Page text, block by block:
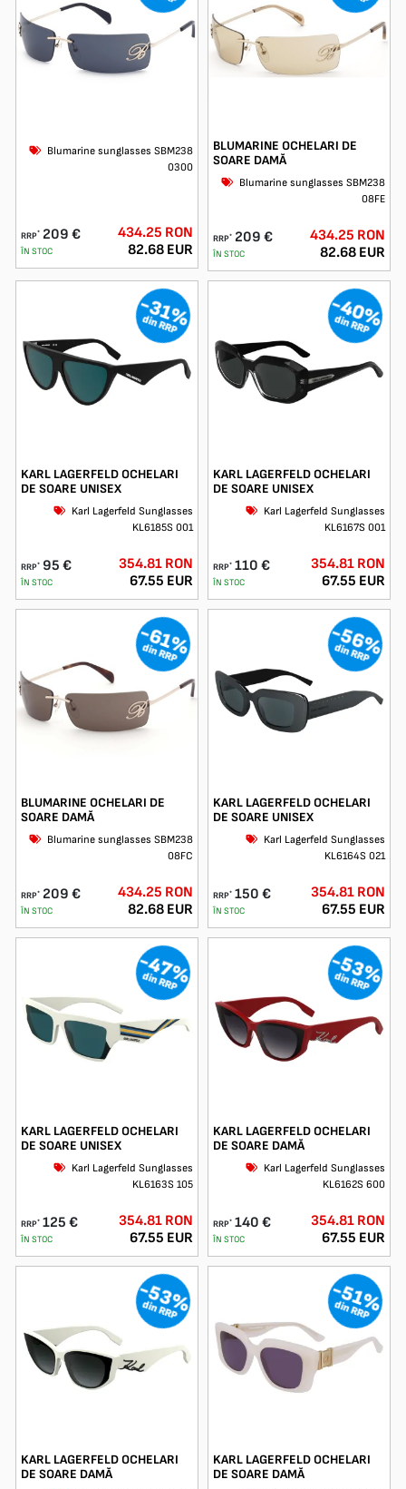
Blumarine sunglasses SBM238
0300
RRP* 209 €
ÎN STOC
434.25 RON
82.68 EUR
BLUMARINE OCHELARI DE
SOARE DAMĂ
Blumarine sunglasses SBM238
08FЕ
RRP* 209 €
ÎN STOC
434.25 RON
82.68 EUR
-31%
din RRP
KARL LAGERFELD OCHELARI
DE SOARE UNISEX
Karl Lagerfeld Sunglasses
KL6185S 001
RRP* 95 €
ÎN STOC
354.81 RON
67.55 EUR
-40%
din RRP
KARL LAGERFELD OCHELARI
DE SOARE UNISEX
Karl Lagerfeld Sunglasses
KL6167S 001
RRP* 110 €
ÎN STOC
354.81 RON
67.55 EUR
-61%
din RRP
BLUMARINE OCHELARI DE
SOARE DAMĂ
Blumarine sunglasses SBM238
08FC
RRP* 209 €
ÎN STOC
434.25 RON
82.68 EUR
-56%
din RRP
KARL LAGERFELD OCHELARI
DE SOARE UNISEX
Karl Lagerfeld Sunglasses
KL6164S 021
RRP* 150 €
ÎN STOC
354.81 RON
67.55 EUR
-47%
din RRP
KARL LAGERFELD OCHELARI
DE SOARE UNISEX
Karl Lagerfeld Sunglasses
KL6163S 105
RRP* 125 €
ÎN STOC
354.81 RON
67.55 EUR
-53%
din RRP
KARL LAGERFELD OCHELARI
DE SOARE DAMĂ
Karl Lagerfeld Sunglasses
KL6162S 600
RRP* 140 €
ÎN STOC
354.81 RON
67.55 EUR
-53%
din RRP
KARL LAGERFELD OCHELARI
DE SOARE DAMĂ
-51%
din RRP
KARL LAGERFELD OCHELARI
DE SOARE DAMĂ